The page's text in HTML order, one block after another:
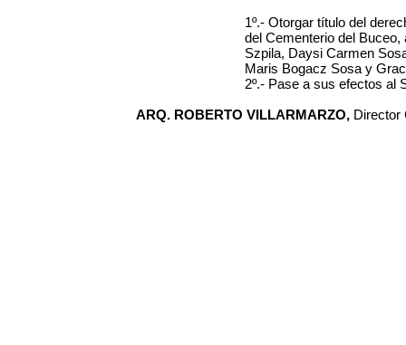
1º.- Otorgar título del
del Cementerio del
Szpila, Daysi Carmen
Maris Bogacz Sosa y
2º.- Pase a sus efectos al
ARQ. ROBERTO VILLARMARZO, Director